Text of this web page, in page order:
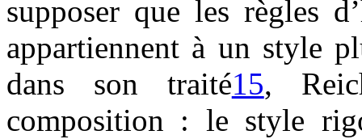
supposer que les règles
appartiennent à un style
dans son traité15,
composition : le style